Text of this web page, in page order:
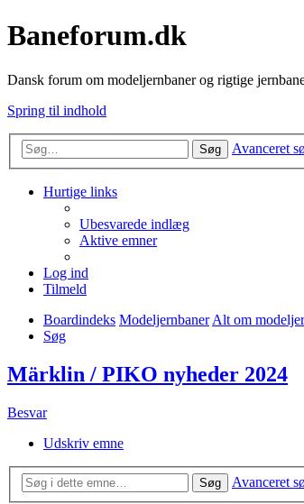
Baneforum.dk
Dansk forum om modeljernbaner og rigtige
Spring til indhold
Søg Avanceret
Hurtige links
Ubesvarede indlæg
Aktive emner
Log ind
Tilmeld
Boardindeks ModeljernbanerAlt om
Søg
Märklin / PIKO nyheder 2024
Besvar
Udskriv emne
Søg
Avanceret